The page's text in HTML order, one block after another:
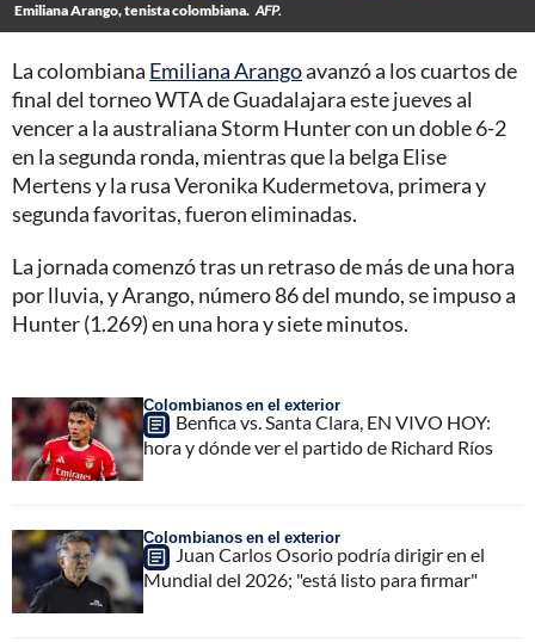
Emiliana Arango, tenista colombiana. AFP.
La colombiana Emiliana Arangoavanzó a los cuartos de
final del torneo WTA de Guadalajara este jueves al
vencer a la australiana Storm Hunter con un doble 6-2
en la segunda ronda, mientras que la belga Elise
Mertens y la rusa Veronika Kudermetova, primera y
segunda favoritas, fueron eliminadas.
La jornada comenzó tras un retraso de más de una hora
por lluvia, y Arango, número 86 del mundo, se impuso a
Hunter (1.269) en una hora y siete minutos.
Colombianos en el exterior
Benfica vs. Santa Clara, EN VIVO HOY:
hora y dónde ver el partido de Richard Ríos
Colombianos en el exterior
Juan Carlos Osorio podría dirigir en el
Mundial del 2026; "está listo para firmar"